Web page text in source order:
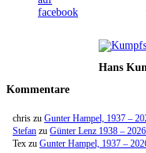
Hans
Kommentare
chris zu Gunter Hampel, 1937 –
Stefan zu Günter Lenz 1938 – 2026
Tex zu Gunter Hampel, 1937 –